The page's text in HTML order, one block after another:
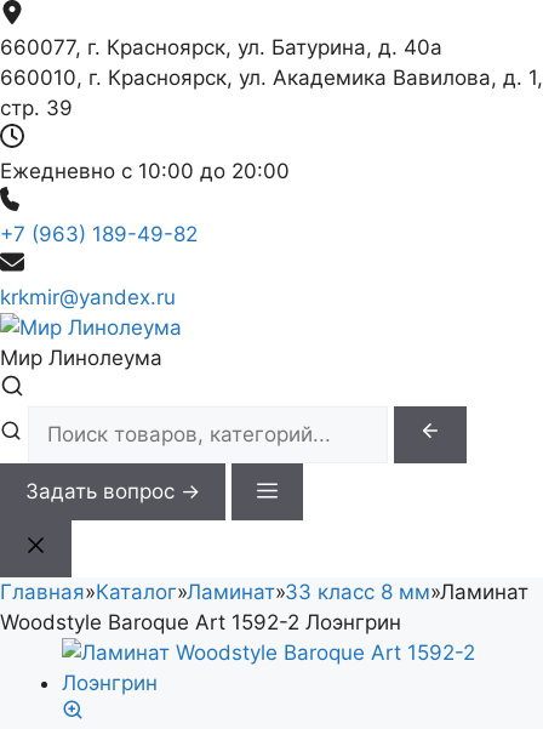
Перейти
к
содержимому
660077, г. Красноярск, ул. Батурина, д. 40а
660010, г. Красноярск, ул. Академика Вавилова, д. 1,
стр. 39
Ежедневно с 10:00 до 20:00
+7 (963) 189-49-82
krkmir@yandex.ru
Мир Линолеума
Задать вопрос →
Главная»Каталог»Ламинат»33 класс 8 мм»Ламинат
Woodstyle Baroque Art 1592-2 Лоэнгрин